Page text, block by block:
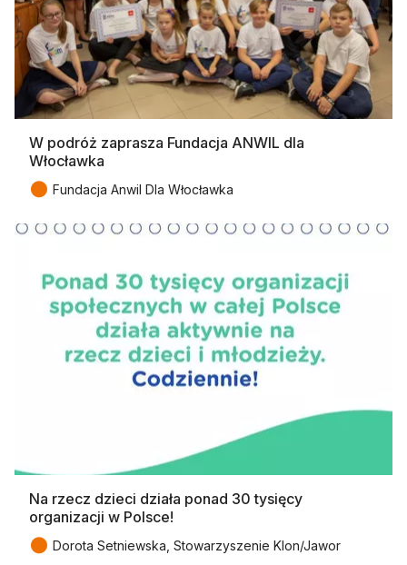
W podróż zaprasza Fundacja ANWIL dla
Włocławka
● Fundacja Anwil Dla Włocławka
Na rzecz dzieci działa ponad 30 tysięcy
organizacji w Polsce!
● Dorota Setniewska, Stowarzyszenie Klon/Jawor